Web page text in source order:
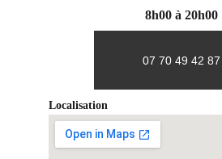
07 70 49 42 87
Localisation
8h00 à 20h00